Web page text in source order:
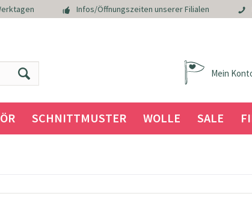
Infos/Öffnungszeiten unserer Filialen
Mein
SCHNITTMUSTER WOLLE SALE